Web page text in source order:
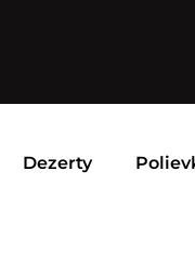
Dezerty